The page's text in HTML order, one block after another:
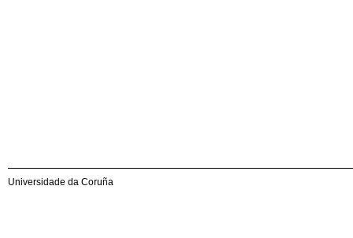
Universidade da Coruña